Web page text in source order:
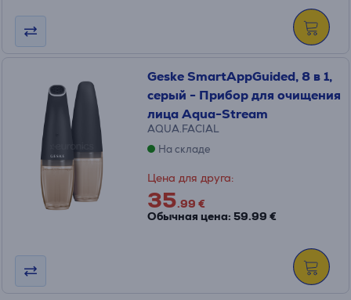
Geske SmartAppGuided, 8 в 1,
серый - Прибор для очищения
лица Aqua-Stream
AQUA.FACIAL
На складе
Цена для друга:
35.99 €
Обычная цена: 59.99 €